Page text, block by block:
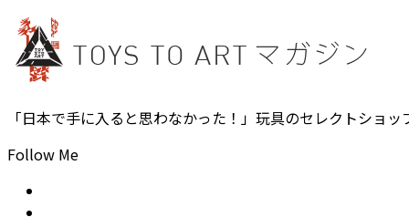
「日本で手に入ると思わなかった！」玩具のセレクトショッ
Follow Me